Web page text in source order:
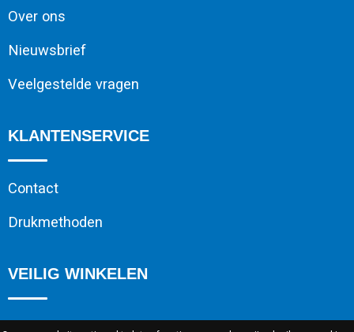
Over ons
Nieuwsbrief
Veelgestelde vragen
KLANTENSERVICE
Contact
Drukmethoden
VEILIG WINKELEN